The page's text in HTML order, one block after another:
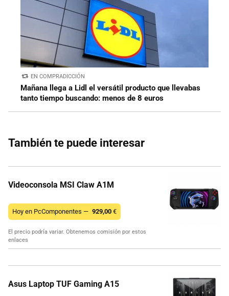
EN COMPRADICCIÓN
Mañana llega a Lidl el versátil producto que llevabas
tanto tiempo buscando: menos de 8 euros
También te puede interesar
Videoconsola MSI Claw A1M
Hoy en PcComponentes — 929,00 €
El precio podría variar. Obtenemos comisión por estos
enlaces
Asus Laptop TUF Gaming A15